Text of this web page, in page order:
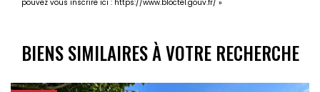
pouvez vous inscrire ici : https://www.bloctel.gouv.fr/ »
BIENS SIMILAIRES À VOTRE RECHERCHE